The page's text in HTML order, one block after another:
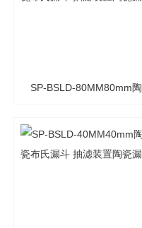
SP-BSLD-80MM80mm陶
漏斗